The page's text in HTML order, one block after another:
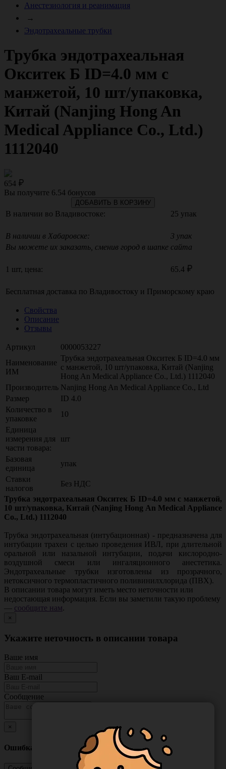
Анестезиология и реанимация
→
Эндотрахеальные трубки
Трубка эндотрахеальная
Окситек Б ID=4.0 мм с
манжетой, 10 шт/упаковка,
Китай (Nanjing Hong An
Medical Appliance Co., Ltd.)
1112040
654
Вы получите 6.54 бонусов
ДОБАВИТЬ В КОРЗИНУ
В наличии во Владивостоке: 25 упак
В наличии в Хабаровске:
3 упак
Вы можете их заказать, сменив город в шапке сайта
1 шт, цена: 65.4
Бесплатная доставка по Владивостоку и Приморскому краю
Свойства
Описание
Отзывы
Артикул
0000053227
Наименование
ИМ
Трубка эндотрахеальная Окситек Б ID=4.0 мм
с манжетой, 10 шт/упаковка, Китай (Nanjing
Hong An Medical Appliance Co., Ltd.) 1112040
Производитель Nanjing Hong An Medical Appliance Co., Ltd
Размер
ID 4.0
Количество в
упаковке
10
Единица
измерения для
части товара:
шт
Базовая
единица
упак
Ставки
налогов
Без НДС
Трубка эндотрахеальная Окситек Б ID=4.0 мм с манжетой,
10 шт/упаковка, Китай (Nanjing Hong An Medical Appliance
Co., Ltd.) 1112040
Трубка эндотрахеальная (интубационная) - предназначена для
интубации трахеи с целью проведения ИВЛ, при длительной
оральной или назальной интубации, подачи кислородно-
воздушной смеси или ингаляционного анестетика.
Эндотрахеальные трубки изготовлены из прозрачного,
нетоксичного термопластичного поливинилхлорида (ПВХ).
В описании товара могут иметь место неточности или
недостающая информация. Если вы заметили такую проблему
— сообщите нам.
×
Укажите неточность в описании товара
Ваше имя
Ваш E-mail
Сообщение
×
Ошибка